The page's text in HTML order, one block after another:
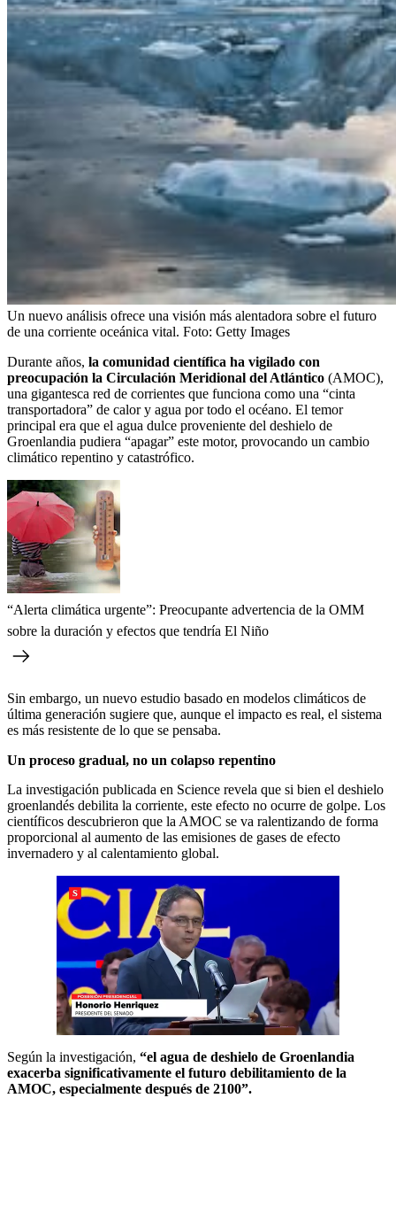
Un nuevo análisis ofrece una visión más alentadora sobre el futuro
de una corriente oceánica vital. Foto: Getty Images
Durante años, la comunidad científica ha vigilado con
preocupación la Circulación Meridional del Atlántico (AMOC),
una gigantesca red de corrientes que funciona como una “cinta
transportadora” de calor y agua por todo el océano. El temor
principal era que el agua dulce proveniente del deshielo de
Groenlandia pudiera “apagar” este motor, provocando un cambio
climático repentino y catastrófico.
“Alerta climática urgente”: Preocupante advertencia de la OMM
sobre la duración y efectos que tendría El Niño
Sin embargo, un nuevo estudio basado en modelos climáticos de
última generación sugiere que, aunque el impacto es real, el sistema
es más resistente de lo que se pensaba.
Un proceso gradual, no un colapso repentino
La investigación publicada en Science revela que si bien el deshielo
groenlandés debilita la corriente, este efecto no ocurre de golpe. Los
científicos descubrieron que la AMOC se va ralentizando de forma
proporcional al aumento de las emisiones de gases de efecto
invernadero y al calentamiento global.
Según la investigación, “el agua de deshielo de Groenlandia
exacerba significativamente el futuro debilitamiento de la
AMOC, especialmente después de 2100”.